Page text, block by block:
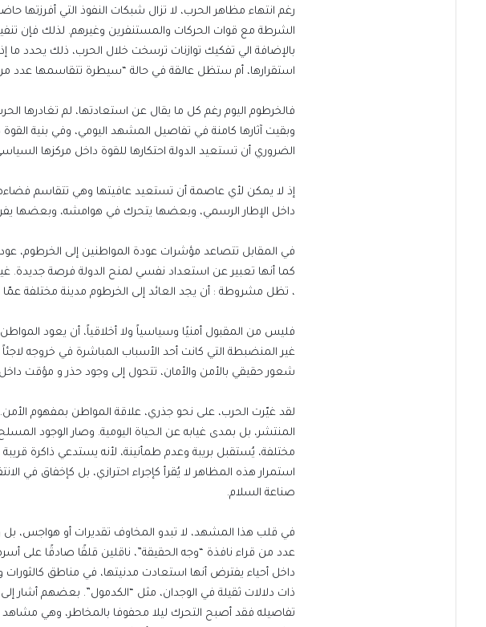
رغم انتهاء مظاهر الحرب، لا تزال شبكات النفوذ التي أفرزتها
الشرطة مع قوات الحركات والمستنفرين وغيرهم. لذلك فإن تنفيذ
بالإضافة الي تفكيك توازنات ترسخت خلال الحرب، ذلك يحدد ما
استقرارها، أم ستظل عالقة في حالة “سيطرة تتقاسمها عدد
فالخرطوم اليوم رغم كل ما يقال عن استعادتها، لم تغادرها
وبقيت آثارها كامنة في تفاصيل المشهد اليومي، وفي بنية
الضروري أن تستعيد الدولة احتكارها للقوة داخل مركزها
إذ لا يمكن لأي عاصمة أن تستعيد عافيتها وهي تتقاسم
داخل الإطار الرسمي، وبعضها يتحرك في هوامشه، وبعضها
في المقابل تتصاعد مؤشرات عودة المواطنين إلى الخرطوم،
كما أنها تعبير عن استعداد نفسي لمنح الدولة فرصة جديدة.
، تظل مشروطة : أن يجد العائد إلى الخرطوم مدينة مختلفة عمّا
فليس من المقبول أمنيًا وسياسياً ولا أخلاقياً، أن يعود
غير المنضبطة التي كانت أحد الأسباب المباشرة في خروجه لاجئاً
شعور حقيقي بالأمن والأمان، تتحول إلى وجود حذر و مؤقت داخل
لقد غيّرت الحرب، على نحو جذري، علاقة المواطن بمفهوم
المنتشر، بل بمدى غيابه عن الحياة اليومية. وصار الوجود
مختلفة، يُستقبل بريبة وعدم طمأنينة، لأنه يستدعي ذاكرة
استمرار هذه المظاهر لا يُقرأ كإجراء احترازي، بل كإخفاق في
صناعة السلام.
في قلب هذا المشهد، لا تبدو المخاوف تقديرات أو هواجس،
عدد من قراء نافذة “وجه الحقيقة”، ناقلين قلقًا صادقًا
داخل أحياء يفترض أنها استعادت مدنيتها، في مناطق كالثورات
ذات دلالات ثقيلة في الوجدان، مثل “الكدمول”. بعضهم أشار
تفاصيله فقد أصبح التحرك ليلا محفوفا بالمخاطر، وهي